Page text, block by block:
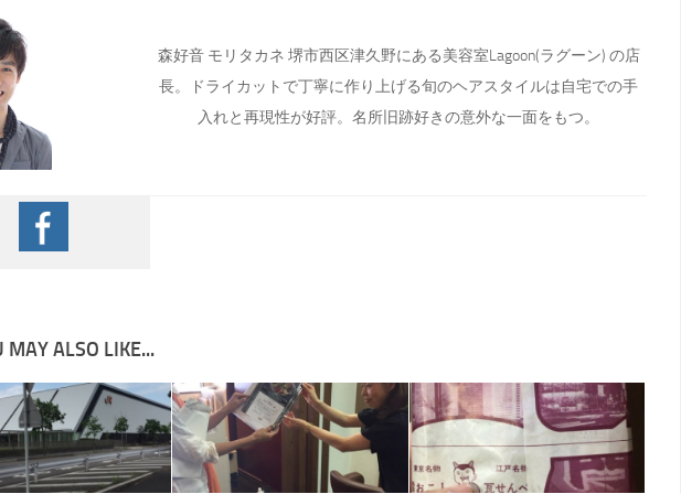
森好音 モリタカネ 堺市西区津久野にある美容室Lagoon(ラグーン) の店
長。ドライカットで丁寧に作り上げる旬のヘアスタイルは自宅での手
入れと再現性が好評。名所旧跡好きの意外な一面をもつ。
MAY ALSO LIKE...